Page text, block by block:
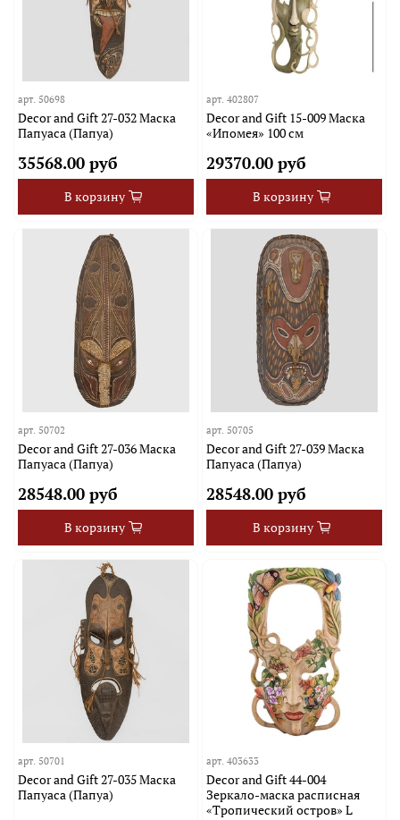
арт.50698
Decor and Gift 27-032 Маска
Папуаса (Папуа)
35568.00 руб
В корзину
арт. 402807
Decor and Gift 15-009 Маска
«Ипомея» 100 см
29370.00 руб
В корзину
арт.50702
Decor and Gift 27-036 Маска
Папуаса (Папуа)
28548.00 руб
В корзину
арт. 50705
Decor and Gift 27-039 Маска
Папуаса (Папуа)
28548.00 руб
В корзину
арт.50701
Decor and Gift 27-035 Маска
Папуаса (Папуа)
арт. 403633
Decor and Gift 44-004
Зеркало-маска расписная
«Тропический остров» L